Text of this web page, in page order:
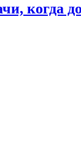
когда